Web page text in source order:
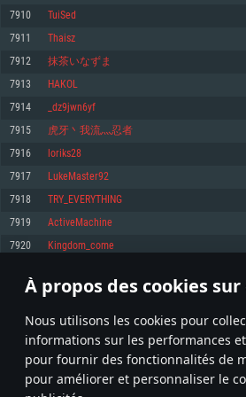
À propos des cookies sur
Nous utilisons les cookies pour
informations sur les performances
pour fournir des fonctionnalités de
pour améliorer et personnaliser le
Mémoire: 4 GB
Carte graphique supportant DirectX 11: AMD
GeForce GTX 660. La résolution minimale
Connection: Connexion Internet à haut débit
Disque dur: 23.1 Go (client minimal)
Recommandée
1060 et plus, Radeon RX 570 et plus.
Disque dur: 75.9 Go (client complet)
pas supportés)
Mémoire: 6 GB
Carte graphique: Intel Iris Pro 5200 (Mac), ou
résolution minimale supportée par le jeu est de
Connection: Connexion Internet à haut débit
Disque dur: 62,2 Go (client minimal)
Recommandée
OS: Mac OS Big Sur 11.0 ou plus récent
Processeur: Core i7 (Les processeurs Intel
Mémoire: 8 GB
Carte graphique: Radeon Vega II ou plus avec
Disque dur: 62,2 Go (client complet)
Mémoire: 4 GB
Carte graphique: NVIDIA 660 avec les derniers
de même pour AMD (La résolution minimale
720p)
Connection: Connexion Internet à haut débit
Disque dur: 62,2 Go (client minimal)
Recommandée
OS: Ubuntu 20.04 64bit
Processeur: Intel Core i7
Mémoire: 8 GB
Carte graphique: NVIDIA 1060 avec les
6 mois et supportant Vulkan
Connection: Connexion Internet à haut débit
Disque dur: 60,2 Go (client complet)
7910 TuiSed
7911 Thaisz
7912 抹茶いなずま
7913 HAKOL
7914 _dz9jwn6yf
7915 虎牙丶我流灬忍者
7916 loriks28
7917 LukeMaster92
7918 TRY_EVERYTHING
7919 ActiveMachine
7920 Kingdom_come
* Classement mis à jour quotidiennement
395 396 397